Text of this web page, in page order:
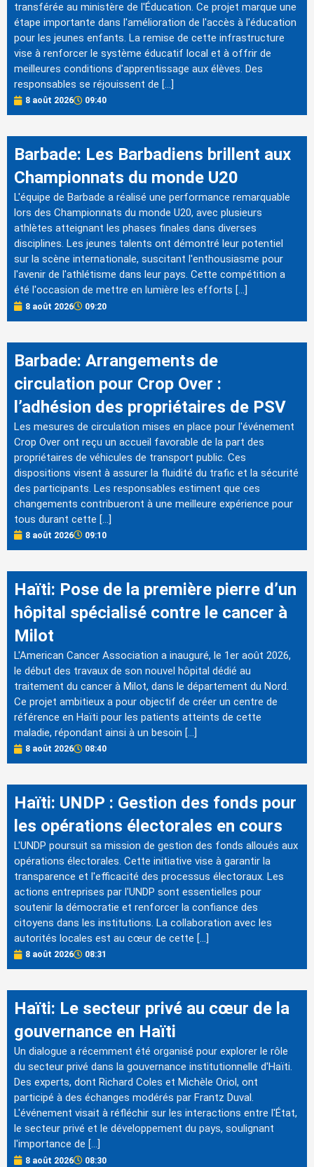
transférée au ministère de l'Éducation. Ce projet marque une
étape importante dans l'amélioration de l'accès à l'éducation
pour les jeunes enfants. La remise de cette infrastructure
vise à renforcer le système éducatif local et à offrir de
meilleures conditions d'apprentissage aux élèves. Des
responsables se réjouissent de […]
8 août 2026 09:40
Barbade: Les Barbadiens brillent aux
Championnats du monde U20
L'équipe de Barbade a réalisé une performance remarquable
lors des Championnats du monde U20, avec plusieurs
athlètes atteignant les phases finales dans diverses
disciplines. Les jeunes talents ont démontré leur potentiel
sur la scène internationale, suscitant l'enthousiasme pour
l'avenir de l'athlétisme dans leur pays. Cette compétition a
été l'occasion de mettre en lumière les efforts […]
8 août 2026 09:20
Barbade: Arrangements de
circulation pour Crop Over :
l’adhésion des propriétaires de PSV
Les mesures de circulation mises en place pour l'événement
Crop Over ont reçu un accueil favorable de la part des
propriétaires de véhicules de transport public. Ces
dispositions visent à assurer la fluidité du trafic et la sécurité
des participants. Les responsables estiment que ces
changements contribueront à une meilleure expérience pour
tous durant cette […]
8 août 2026 09:10
Haïti: Pose de la première pierre d’un
hôpital spécialisé contre le cancer à
Milot
L'American Cancer Association a inauguré, le 1er août 2026,
le début des travaux de son nouvel hôpital dédié au
traitement du cancer à Milot, dans le département du Nord.
Ce projet ambitieux a pour objectif de créer un centre de
référence en Haïti pour les patients atteints de cette
maladie, répondant ainsi à un besoin […]
8 août 2026 08:40
Haïti: UNDP : Gestion des fonds pour
les opérations électorales en cours
L'UNDP poursuit sa mission de gestion des fonds alloués aux
opérations électorales. Cette initiative vise à garantir la
transparence et l'efficacité des processus électoraux. Les
actions entreprises par l'UNDP sont essentielles pour
soutenir la démocratie et renforcer la confiance des
citoyens dans les institutions. La collaboration avec les
autorités locales est au cœur de cette […]
8 août 2026 08:31
Haïti: Le secteur privé au cœur de la
gouvernance en Haïti
Un dialogue a récemment été organisé pour explorer le rôle
du secteur privé dans la gouvernance institutionnelle d'Haïti.
Des experts, dont Richard Coles et Michèle Oriol, ont
participé à des échanges modérés par Frantz Duval.
L'événement visait à réfléchir sur les interactions entre l'État,
le secteur privé et le développement du pays, soulignant
l'importance de […]
8 août 2026 08:30